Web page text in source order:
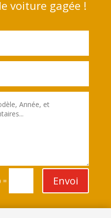
voiture gagée !
= Envoi